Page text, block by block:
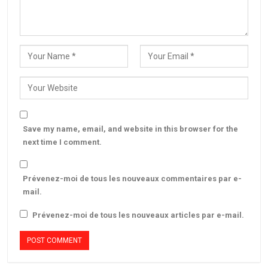
Save my name, email, and website in this browser for the
next time I comment.
Prévenez-moi de tous les nouveaux commentaires par e-
mail.
Prévenez-moi de tous les nouveaux articles par e-mail.